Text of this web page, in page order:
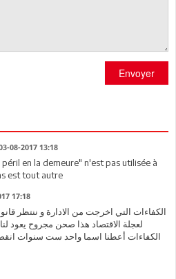
Envoyer
08-2017 13:18
en la demeure" n'est pas utilisée à
est tout autre
17:18
الكفاءات التي اخرجت من الادارة و ننتظر
لعجلة الاقتصاد هذا صحن مجروح يعود
الكفاءات أعطنا اسما واحد ست سنوات